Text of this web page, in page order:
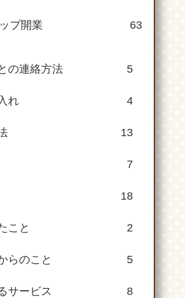
プ開業 63
の連絡方法 5
れ 4
13
7
18
こと 2
らのこと 5
サービス 8